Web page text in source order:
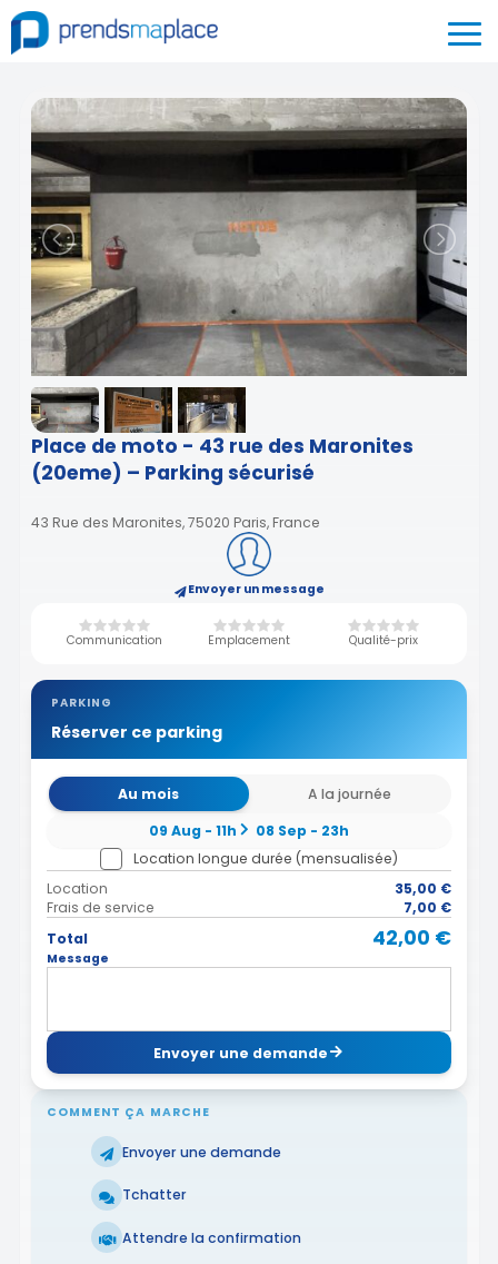
Place de moto - 43 rue des Maronites
(20eme) – Parking sécurisé
43 Rue des Maronites, 75020 Paris, France
Envoyer un message
Communication Emplacement Qualité-prix
PARKING
Réserver ce parking
Au mois
A la journée
09 Aug - 11h
08 Sep - 23h
Location longue durée (mensualisée)
Location
35,00 €
Frais de service
7,00 €
Total
42,00 €
Message
Envoyer une demande
COMMENT ÇA MARCHE
Envoyer une demande
Tchatter
Attendre la confirmation